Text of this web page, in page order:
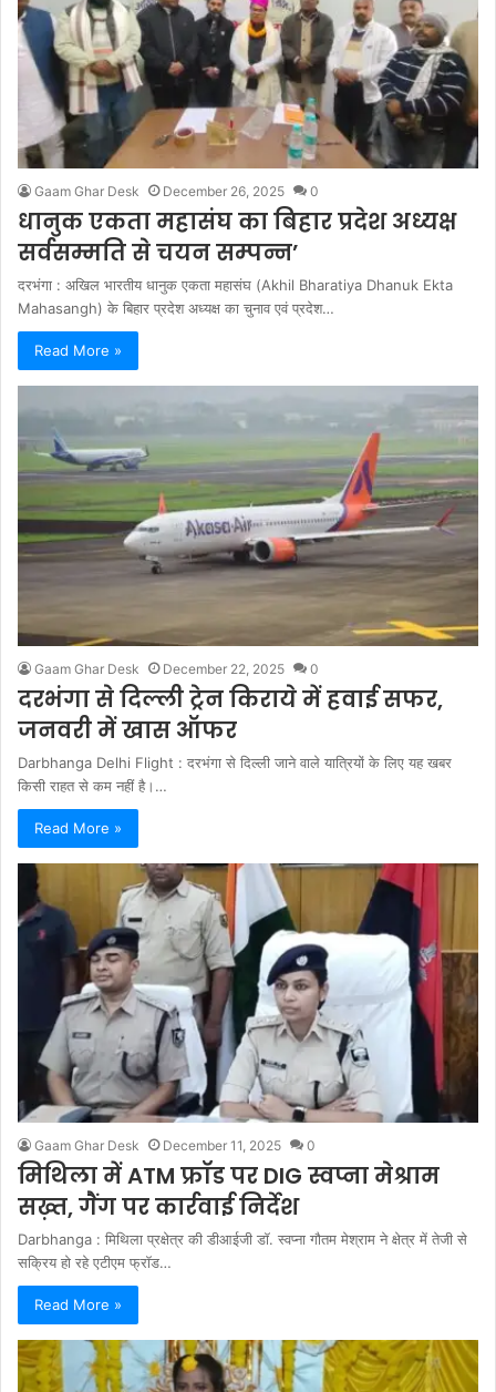
Gaam Ghar Desk December 26, 2025 0
धानुक एकता महासंघ का बिहार प्रदेश अध्यक्ष
सर्वसम्मति से चयन सम्पन्न’
दरभंगा : अखिल भारतीय धानुक एकता महासंघ (Akhil Bharatiya Dhanuk Ekta
Mahasangh) के बिहार प्रदेश अध्यक्ष का चुनाव एवं प्रदेश…
Read More »
Gaam Ghar Desk December 22, 2025 0
दरभंगा से दिल्ली ट्रेन किराये में हवाई सफर,
जनवरी में खास ऑफर
Darbhanga Delhi Flight : दरभंगा से दिल्ली जाने वाले यात्रियों के लिए यह खबर
किसी राहत से कम नहीं है।…
Read More »
Gaam Ghar Desk December 11, 2025 0
मिथिला में ATM फ्रॉड पर DIG स्वप्ना मेश्राम
सख़्त, गैंग पर कार्रवाई निर्देश
Darbhanga : मिथिला प्रक्षेत्र की डीआईजी डॉ. स्वप्ना गौतम मेश्राम ने क्षेत्र में तेजी से
सक्रिय हो रहे एटीएम फ्रॉड…
Read More »